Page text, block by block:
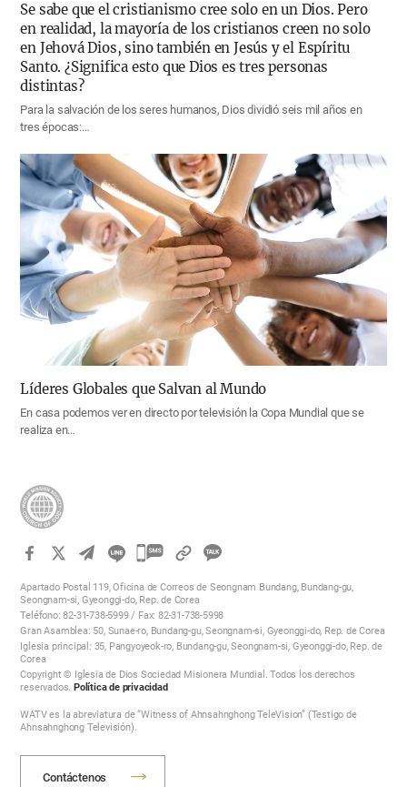
Se sabe que el cristianismo cree solo en un Dios. Pero
en realidad, la mayoría de los cristianos creen no solo
en Jehová Dios, sino también en Jesús y el Espíritu
Santo. ¿Significa esto que Dios es tres personas
distintas?
Para la salvación de los seres humanos, Dios dividió seis mil años en
tres épocas:…
Líderes Globales que Salvan al Mundo
En casa podemos ver en directo por televisión la Copa Mundial que se
realiza en…
카
톡
공
Apartado Postal 119, Oficina de Correos de Seongnam Bundang, Bundang-gu,
Seongnam-si, Gyeonggi-do, Rep. de Corea
Teléfono: 82-31-738-5999 / Fax: 82-31-738-5998
Gran Asamblea: 50, Sunae-ro, Bundang-gu, Seongnam-si, Gyeonggi-do, Rep. de Corea
Iglesia principal: 35, Pangyoyeok-ro, Bundang-gu, Seongnam-si, Gyeonggi-do, Rep. de
Corea
Copyright © Iglesia de Dios Sociedad Misionera Mundial. Todos los derechos
reservados. Política de privacidad
WATV es la abreviatura de “Witness of Ahnsahnghong TeleVision” (Testigo de
Ahnsahnghong Televisión).
Contáctenos